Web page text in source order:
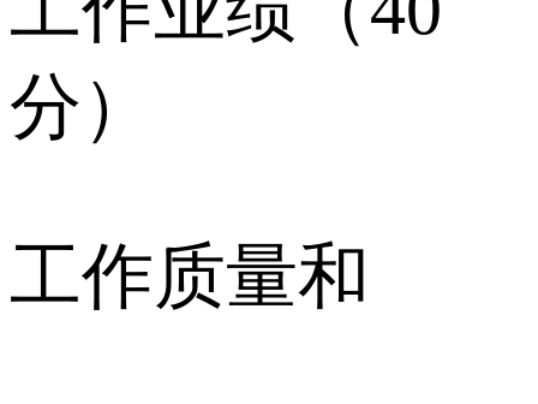
分）
工作质量和